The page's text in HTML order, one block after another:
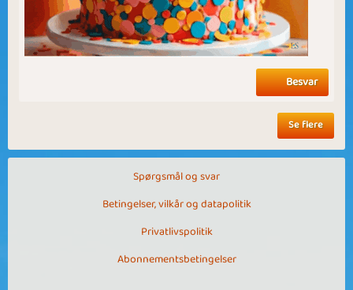
Besvar
Se flere
Spørgsmål og svar
Betingelser, vilkår og datapolitik
Privatlivspolitik
Abonnementsbetingelser